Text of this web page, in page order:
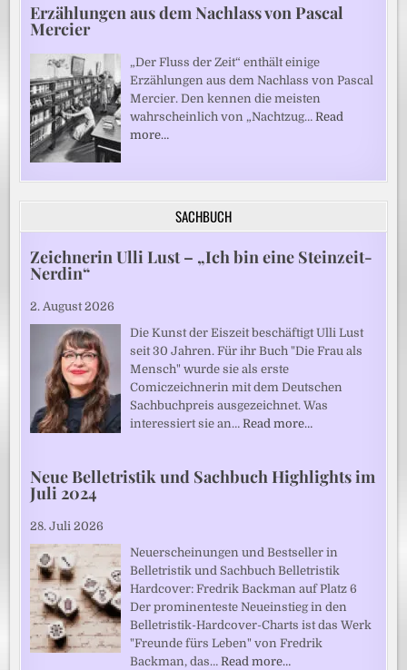
Erzählungen aus dem Nachlass von Pascal
Mercier
„Der Fluss der Zeit“ enthält einige
Erzählungen aus dem Nachlass von Pascal
Mercier. Den kennen die meisten
wahrscheinlich von „Nachtzug…Read
more…
SACHBUCH
Zeichnerin Ulli Lust – „Ich bin eine Steinzeit-
Nerdin“
2. August 2026
Die Kunst der Eiszeit beschäftigt Ulli Lust
seit 30 Jahren. Für ihr Buch "Die Frau als
Mensch" wurde sie als erste
Comiczeichnerin mit dem Deutschen
Sachbuchpreis ausgezeichnet. Was
interessiert sie an…Read more…
Neue Belletristik und Sachbuch Highlights im
Juli 2024
28. Juli 2026
Neuerscheinungen und Bestseller in
Belletristik und Sachbuch Belletristik
Hardcover: Fredrik Backman auf Platz 6
Der prominenteste Neueinstieg in den
Belletristik-Hardcover-Charts ist das Werk
"Freunde fürs Leben" von Fredrik
Backman, das…Read more…